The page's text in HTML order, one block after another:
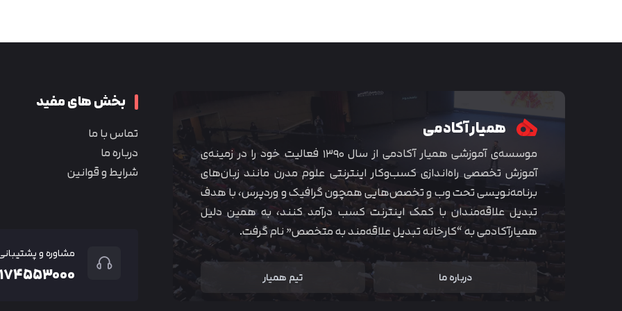
همیار آکادمی
موسسه‌ی آموزشی همیار آکادمی از سال ۱۳۹۰ فعالیت خود را در زمینه‌ی
آموزش تخصصی راه‌اندازی کسب‌و‌کار اینترنتی علوم مدرن مانند زبان‌های
برنامه‌نویسی تحت وب و تخصص‌هایی همچون گرافیک و وردپرس، با هدف
تبدیل علاقه‌مندان با کمک اینترنت کسب درآمد کنند، به همین دلیل
همیارآکادمی به “کارخانه تبدیل علاقه‌مند به متخصص” نام گرفت.
درباره ما تیم همیار
بخش های مفید
تماس با ما
درباره ما
شرایط و قوانین
مشاوره و
متوجه شدم